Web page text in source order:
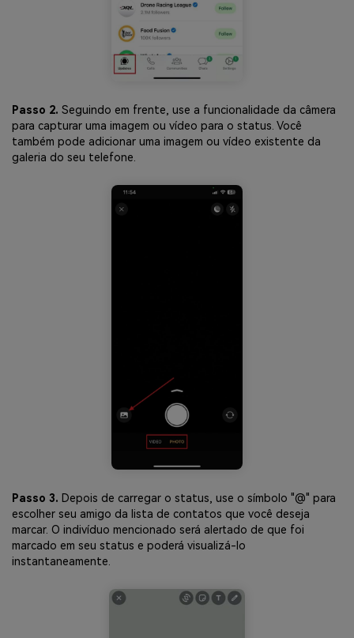
Passo 2. Seguindo em frente, use a funcionalidade da câmera
para capturar uma imagem ou vídeo para o status. Você
também pode adicionar uma imagem ou vídeo existente da
galeria do seu telefone.
Passo 3. Depois de carregar o status, use o símbolo "@" para
escolher seu amigo da lista de contatos que você deseja
marcar. O indivíduo mencionado será alertado de que foi
marcado em seu status e poderá visualizá-lo
instantaneamente.